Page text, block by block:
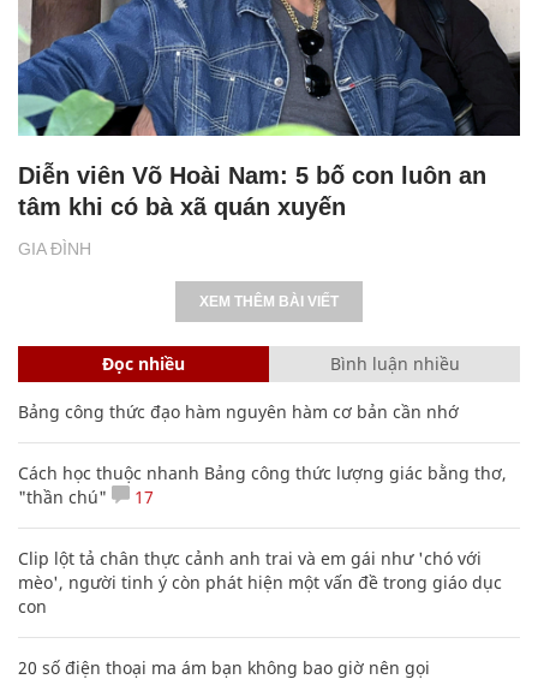
GIA ĐÌNH
Diễn viên Võ Hoài Nam: 5 bố con luôn an
tâm khi có bà xã quán xuyến
XEM THÊM BÀI VIẾT
Đọc nhiều Bình luận nhiều
Bảng công thức đạo hàm nguyên hàm cơ bản cần nhớ
Cách học thuộc nhanh Bảng công thức lượng giác bằng thơ,
"thần chú"
17
Clip lột tả chân thực cảnh anh trai và em gái như 'chó với
mèo', người tinh ý còn phát hiện một vấn đề trong giáo dục
con
20 số điện thoại ma ám bạn không bao giờ nên gọi